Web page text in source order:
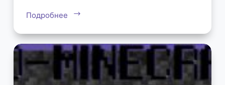
Подробнее